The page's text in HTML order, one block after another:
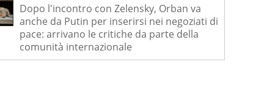
Dopo l'incontro con Zelensky, Orban va
anche da Putin per inserirsi nei negoziati di
pace: arrivano le critiche da parte della
comunità internazionale